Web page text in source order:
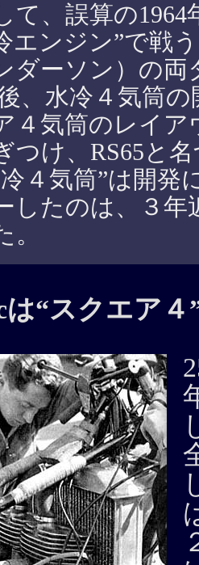
て、誤算の1964
エンジン”で戦
ダーソン）の
、水冷４気筒
４気筒のレイア
つけ、RS65と
４気筒”は開発
したのは、３年
。
は“スクエア